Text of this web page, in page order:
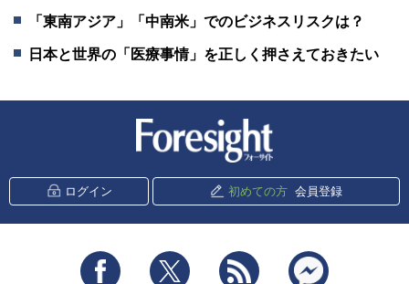
「東南アジア」「中南米」でのビジネスリスクは？
日本と世界の「医療事情」を正しく押さえておきたい
ログイン 初めての方 会員登録
Facebook Twitter RSS